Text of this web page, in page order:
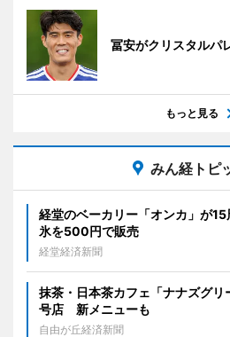
冨安がクリスタルパ
もっと見る
みん経トピ
経堂のベーカリー「オンカ」が
氷を500円で販売
経堂経済新聞
抹茶・日本茶カフェ「ナナズグ
号店 新メニューも
自由が丘経済新聞